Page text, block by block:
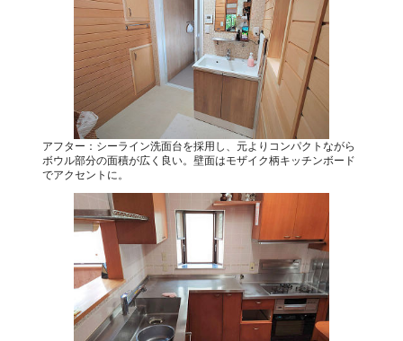
アフター：シーライン洗面台を採用し、元よりコンパクトながら
ボウル部分の面積が広く良い。壁面はモザイク柄キッチンボード
でアクセントに。